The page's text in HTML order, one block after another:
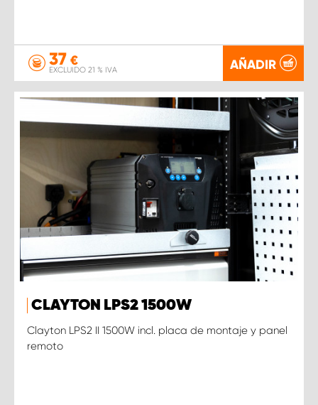
37 €
EXCLUIDO 21 % IVA AÑADIR
CLAYTON LPS2 1500W
Clayton LPS2 II 1500W incl. placa de montaje y panel
remoto